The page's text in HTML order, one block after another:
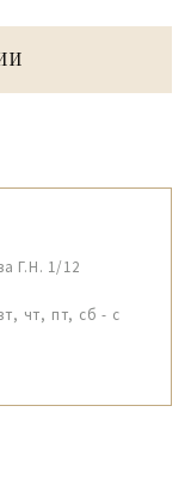
Г.Н. 1/12
чт, пт, сб - с